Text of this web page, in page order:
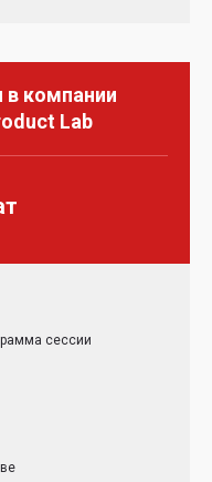
в компании
Lab
сессии